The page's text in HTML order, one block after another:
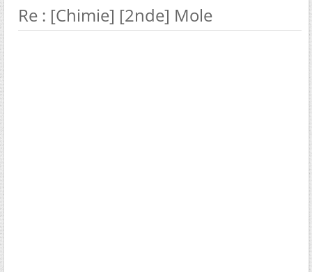
Re : [Chimie] [2nde] Mole